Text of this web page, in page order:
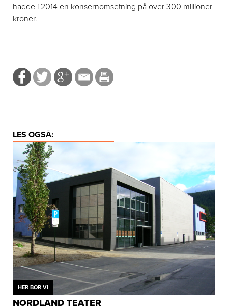
hadde i 2014 en konsernomsetning på over 300 millioner
kroner.
LES OGSÅ:
HER BOR VI
NORDLAND TEATER